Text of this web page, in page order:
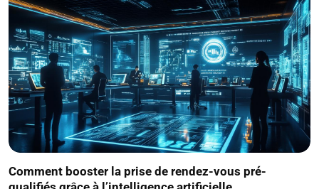
Comment booster la prise de rendez-vous pré-